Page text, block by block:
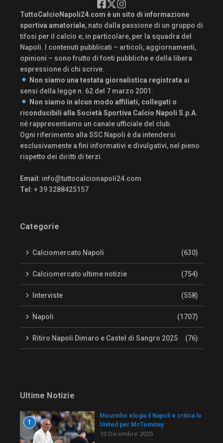
TuttoCalcioNapoli24.com è un sito di informazione
sportiva amatoriale, nato dalla passione di un gruppo di
tifosi per il calcio e, in particolare, per la squadra del
Napoli. I contenuti pubblicati – articoli, aggiornamenti,
opinioni – sono frutto di fonti pubbliche e della libera
espressione di chi scrive.
Non siamo una testata giornalistica registrata ai
sensi della legge n. 62 del 7 marzo 2001.
Non siamo in alcun modo affiliati, collegati o
riconducibili alla Società Sportiva Calcio Napoli S.p.A.
né rappresentiamo un canale ufficiale del club.
Ogni riferimento alla SSC Napoli è da intendersi
esclusivamente a fini informativi e divulgativi, nel pieno
rispetto dei diritti di terzi.
Email : info@tuttocalcionapoli24.com
Tel : + 39 3288425157
Categorie
Calciomercato Napoli (630)
Calciomercato ultime notizie (754)
Interviste (558)
Napoli (1707)
Ritiro Napoli Dimaro e Castel di Sangro 2025 (76)
Ultime Notizie
1
Mourinho elogia il Napoli e critica lo
United per McTominay
10 Dicembre 2025